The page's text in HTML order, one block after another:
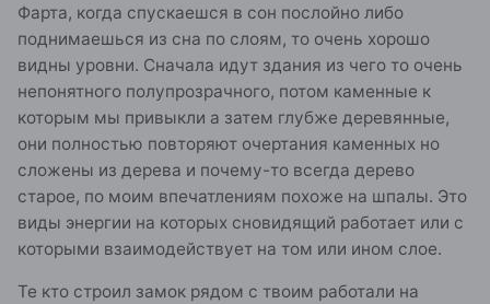
Фарта, когда спускаешся в сон послойно либо
поднимаешься из сна по слоям, то очень хорошо
видны уровни. Сначала идут здания из чего то очень
непонятного полупрозрачного, потом каменные к
которым мы привыкли а затем глубже деревянные,
они полностью повторяют очертания каменных но
сложены из дерева и почему-то всегда дерево
старое, по моим впечатлениям похоже на шпалы. Это
виды энергии на которых сновидящий работает или с
которыми взаимодействует на том или ином слое.
Те кто строил замок рядом с твоим работали на